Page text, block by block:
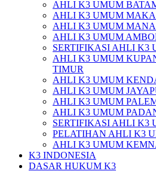
AHLI K3 UMUM
AHLI K3 UMUM
AHLI K3 UMUM
AHLI K3 UMUM
SERTIFIKASI AHLI K3
AHLI K3 UMUM
TIMUR
AHLI K3 UMUM
AHLI K3 UMUM
AHLI K3 UMUM
AHLI K3 UMUM
SERTIFIKASI AHLI K3
PELATIHAN AHLI K3
AHLI K3 UMUM
K3 INDONESIA
DASAR HUKUM K3